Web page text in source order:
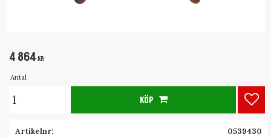
4 864 KR
Antal
KÖP
Artikelnr 0539430